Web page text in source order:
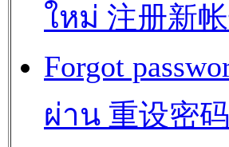
ใหม่ 注册新
Forgot
ผ่าน 重设密码